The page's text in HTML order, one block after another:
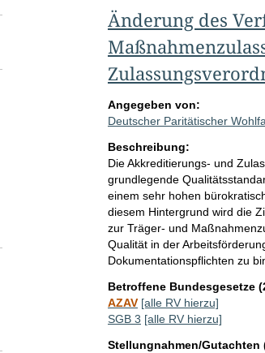
Änderung des
Angegeben von:
Deutscher Paritätischer
Beschreibung:
Die Akkreditierungs- und
grundlegende
einem sehr hohen
diesem Hintergrund wird die
zur Träger- und
Qualität in der
Dokumentationspflichten zu
Betroffene Bundesgesetze
AZAV [alle RV hierzu]
SGB 3 [alle RV hierzu]
Stellungnahmen/Gutachten